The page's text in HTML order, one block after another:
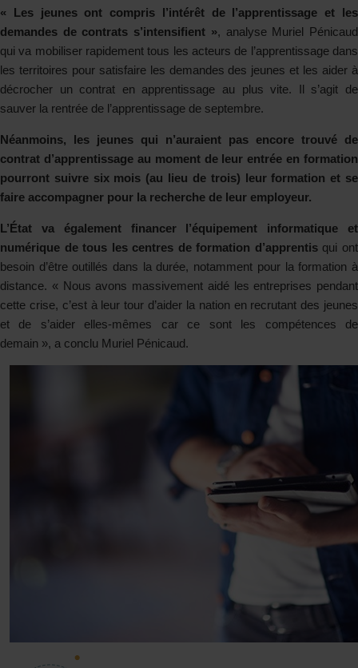
« Les jeunes ont compris l’intérêt de l’apprentissage et les
demandes de contrats s’intensifient », analyse Muriel Pénicaud
qui va mobiliser rapidement tous les acteurs de l’apprentissage dans
les territoires pour satisfaire les demandes des jeunes et les aider à
décrocher un contrat en apprentissage au plus vite. Il s’agit de
sauver la rentrée de l’apprentissage de septembre.
Néanmoins, les jeunes qui n’auraient pas encore trouvé de
contrat d’apprentissage au moment de leur entrée en formation
pourront suivre six mois (au lieu de trois) leur formation et se
faire accompagner pour la recherche de leur employeur.
L’État va également financer l’équipement informatique et
numérique de tous les centres de formation d’apprentis qui ont
besoin d’être outillés dans la durée, notamment pour la formation à
distance. « Nous avons massivement aidé les entreprises pendant
cette crise, c’est à leur tour d’aider la nation en recrutant des jeunes
et de s’aider elles-mêmes car ce sont les compétences de
demain », a conclu Muriel Pénicaud.